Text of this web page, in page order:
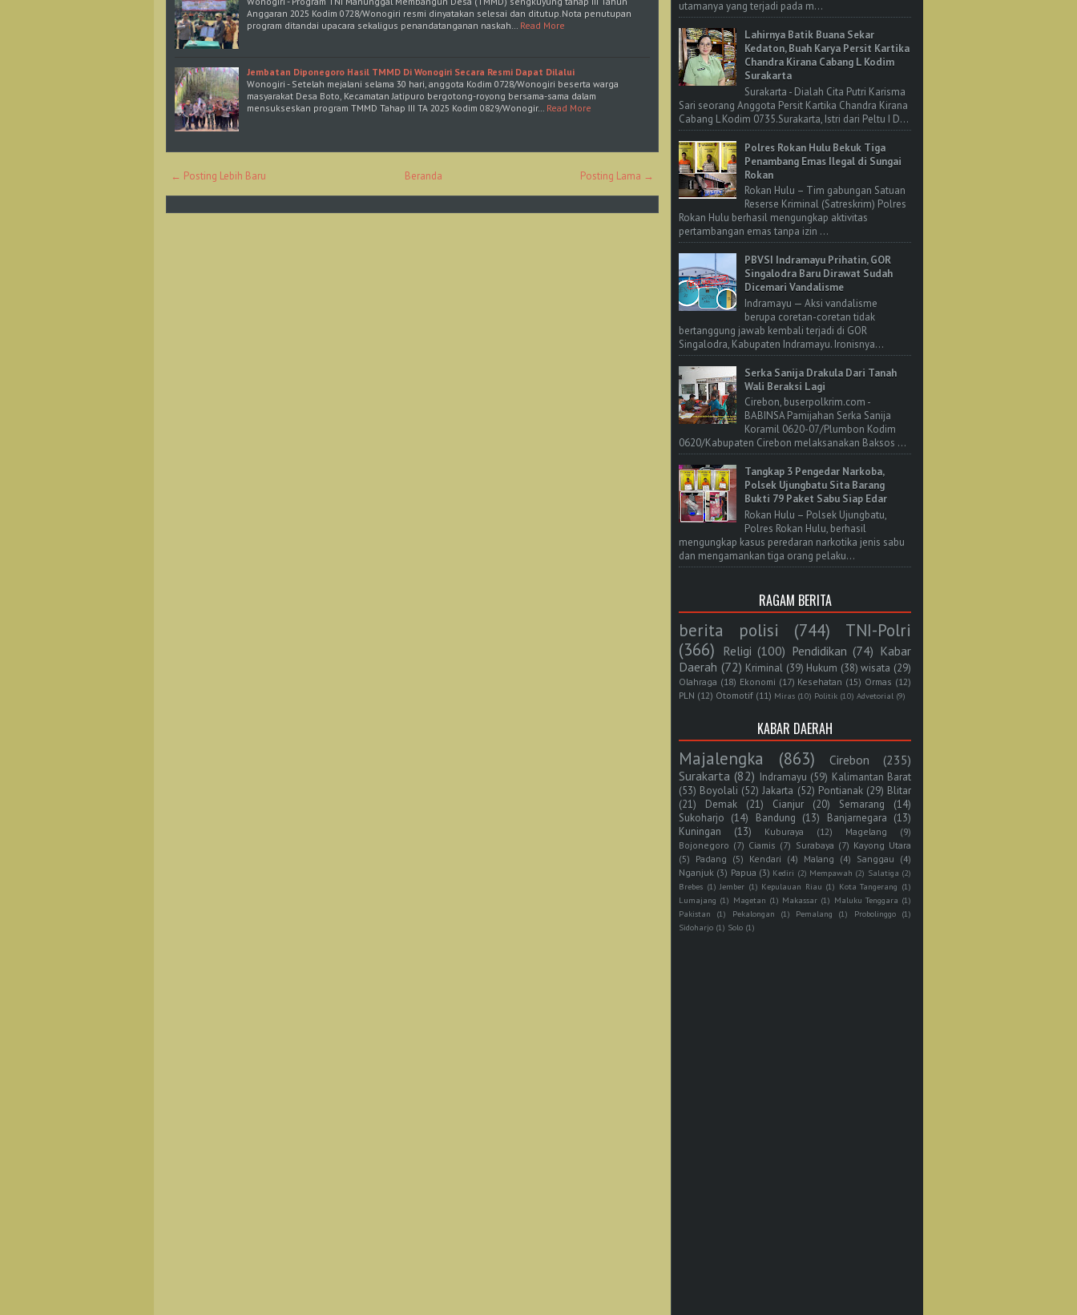
Anggaran 2025 Kodim 0728/Wonogiri resmi dinyatakan selesai dan ditutup.Nota penutupan
program ditandai upacara sekaligus penandatanganan naskah… Read More
Jembatan Diponegoro Hasil TMMD Di Wonogiri Secara Resmi Dapat Dilalui
Wonogiri - Setelah mejalani selama 30 hari, anggota Kodim 0728/Wonogiri beserta warga
masyarakat Desa Boto, Kecamatan Jatipuro bergotong-royong bersama-sama dalam
mensukseskan program TMMD Tahap III TA 2025 Kodim 0829/Wonogir… Read More
← Posting Lebih Baru Posting Lama →
Beranda
utamanya yang terjadi pada m...
Lahirnya Batik Buana Sekar
Kedaton, Buah Karya Persit Kartika
Chandra Kirana Cabang L Kodim
Surakarta
Surakarta - Dialah Cita Putri Karisma
Sari seorang Anggota Persit Kartika Chandra Kirana
Cabang L Kodim 0735.Surakarta, Istri dari Peltu I D...
Polres Rokan Hulu Bekuk Tiga
Penambang Emas Ilegal di Sungai
Rokan
Rokan Hulu – Tim gabungan Satuan
Reserse Kriminal (Satreskrim) Polres
Rokan Hulu berhasil mengungkap aktivitas
pertambangan emas tanpa izin ...
PBVSI Indramayu Prihatin, GOR
Singalodra Baru Dirawat Sudah
Dicemari Vandalisme
Indramayu — Aksi vandalisme
berupa coretan-coretan tidak
bertanggung jawab kembali terjadi di GOR
Singalodra, Kabupaten Indramayu. Ironisnya...
Serka Sanija Drakula Dari Tanah
Wali Beraksi Lagi
Cirebon, buserpolkrim.com -
BABINSA Pamijahan Serka Sanija
Koramil 0620-07/Plumbon Kodim
0620/Kabupaten Cirebon melaksanakan Baksos ...
Tangkap 3 Pengedar Narkoba,
Polsek Ujungbatu Sita Barang
Bukti 79 Paket Sabu Siap Edar
Rokan Hulu – Polsek Ujungbatu,
Polres Rokan Hulu, berhasil
mengungkap kasus peredaran narkotika jenis sabu
dan mengamankan tiga orang pelaku...
RAGAM BERITA
berita polisi (744)
TNI-Polri
(366) Religi (100) Pendidikan (74) Kabar
Daerah (72) Kriminal (39) Hukum (38) wisata (29)
Olahraga (18) Ekonomi (17) Kesehatan (15) Ormas (12)
PLN (12) Otomotif (11) Miras (10) Politik (10) Advetorial (9)
KABAR DAERAH
Majalengka (863) Cirebon
(235)
Surakarta (82) Indramayu (59) Kalimantan Barat
(53) Boyolali (52) Jakarta (52) Pontianak (29) Blitar
(21)
Demak (21) Cianjur (20) Semarang
(14)
Sukoharjo (14) Bandung (13) Banjarnegara (13)
Kuningan
(13) Kuburaya (12) Magelang
(9)
Bojonegoro (7) Ciamis (7) Surabaya (7) Kayong Utara
(5) Padang (5) Kendari (4) Malang (4) Sanggau (4)
Nganjuk (3) Papua (3) Kediri (2) Mempawah (2) Salatiga (2)
Brebes (1) Jember (1) Kepulauan Riau (1) Kota Tangerang (1)
Lumajang (1) Magetan (1) Makassar (1) Maluku Tenggara (1)
Pakistan
(1) Pekalongan (1) Pemalang (1) Probolinggo (1)
Sidoharjo (1) Solo (1)